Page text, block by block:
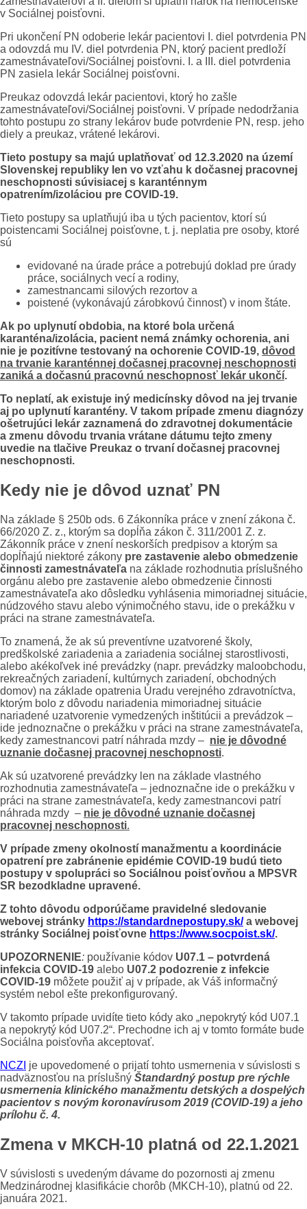
v Sociálnej poisťovni.
Pri ukončení PN odoberie lekár pacientovi I. diel potvrdenia PN
a odovzdá mu IV. diel potvrdenia PN, ktorý pacient predloží
zamestnávateľovi/Sociálnej poisťovni. I. a III. diel potvrdenia
PN zasiela lekár Sociálnej poisťovni.
Preukaz odovzdá lekár pacientovi, ktorý ho zašle
zamestnávateľovi/Sociálnej poisťovni. V prípade nedodržania
tohto postupu zo strany lekárov bude potvrdenie PN, resp. jeho
diely a preukaz, vrátené lekárovi.
Tieto postupy sa majú uplatňovať od 12.3.2020 na území
Slovenskej republiky len vo vzťahu k dočasnej pracovnej
neschopnosti súvisiacej s karanténnym
opatrením/izoláciou pre COVID-19.
Tieto postupy sa uplatňujú iba u tých pacientov, ktorí sú
poistencami Sociálnej poisťovne, t. j. neplatia pre osoby, ktoré
sú
evidované na úrade práce a potrebujú doklad pre úrady
práce, sociálnych vecí a rodiny,
zamestnancami silových rezortov a
poistené (vykonávajú zárobkovú činnosť) v inom štáte.
Ak po uplynutí obdobia, na ktoré bola určená
karanténa/izolácia, pacient nemá známky ochorenia, ani
nie je pozitívne testovaný na ochorenie COVID-19, dôvod
na trvanie karanténnej dočasnej pracovnej neschopnosti
zaniká a dočasnú pracovnú neschopnosť lekár ukončí.
To neplatí, ak existuje iný medicínsky dôvod na jej trvanie
aj po uplynutí karantény. V takom prípade zmenu diagnózy
ošetrujúci lekár zaznamená do zdravotnej dokumentácie
a zmenu dôvodu trvania vrátane dátumu tejto zmeny
uvedie na tlačive Preukaz o trvaní dočasnej pracovnej
neschopnosti.
Kedy nie je dôvod uznať PN
Na základe § 250b ods. 6 Zákonníka práce v znení zákona č.
66/2020 Z. z., ktorým sa dopĺňa zákon č. 311/2001 Z. z.
Zákonník práce v znení neskorších predpisov a ktorým sa
dopĺňajú niektoré zákony pre zastavenie alebo obmedzenie
činnosti zamestnávateľa na základe rozhodnutia príslušného
orgánu alebo pre zastavenie alebo obmedzenie činnosti
zamestnávateľa ako dôsledku vyhlásenia mimoriadnej situácie,
núdzového stavu alebo výnimočného stavu, ide o prekážku v
práci na strane zamestnávateľa.
To znamená, že ak sú preventívne uzatvorené školy,
predškolské zariadenia a zariadenia sociálnej starostlivosti,
alebo akékoľvek iné prevádzky (napr. prevádzky maloobchodu,
rekreačných zariadení, kultúrnych zariadení, obchodných
domov) na základe opatrenia Úradu verejného zdravotníctva,
ktorým bolo z dôvodu nariadenia mimoriadnej situácie
nariadené uzatvorenie vymedzených inštitúcii a prevádzok –
ide jednoznačne o prekážku v práci na strane zamestnávateľa,
kedy zamestnancovi patrí náhrada mzdy – nie je dôvodné
uznanie dočasnej pracovnej neschopnosti.
Ak sú uzatvorené prevádzky len na základe vlastného
rozhodnutia zamestnávateľa – jednoznačne ide o prekážku v
práci na strane zamestnávateľa, kedy zamestnancovi patrí
náhrada mzdy – nie je dôvodné uznanie dočasnej
pracovnej neschopnosti.
V prípade zmeny okolností manažmentu a koordinácie
opatrení pre zabránenie epidémie COVID-19 budú tieto
postupy v spolupráci so Sociálnou poisťovňou a MPSVR
SR bezodkladne upravené.
Z tohto dôvodu odporúčame pravidelné sledovanie
webovej stránky https://standardnepostupy.sk/a webovej
stránky Sociálnej poisťovne https://www.socpoist.sk/.
UPOZORNENIE: používanie kódov U07.1 – potvrdená
infekcia COVID-19 alebo U07.2 podozrenie z infekcie
COVID-19 môžete použiť aj v prípade, ak Váš informačný
systém nebol ešte prekonfigurovaný.
V takomto prípade uvidíte tieto kódy ako „nepokrytý kód U07.1
a nepokrytý kód U07.2“. Prechodne ich aj v tomto formáte bude
Sociálna poisťovňa akceptovať.
NCZI je upovedomené o prijatí tohto usmernenia v súvislosti s
nadväznosťou na príslušný Štandardný postup pre rýchle
usmernenia klinického manažmentu detských a dospelých
pacientov s novým koronavírusom 2019 (COVID-19) a jeho
prílohu č. 4.
Zmena v MKCH-10 platná od 22.1.2021
V súvislosti s uvedeným dávame do pozornosti aj zmenu
Medzinárodnej klasifikácie chorôb (MKCH-10), platnú od 22.
januára 2021.